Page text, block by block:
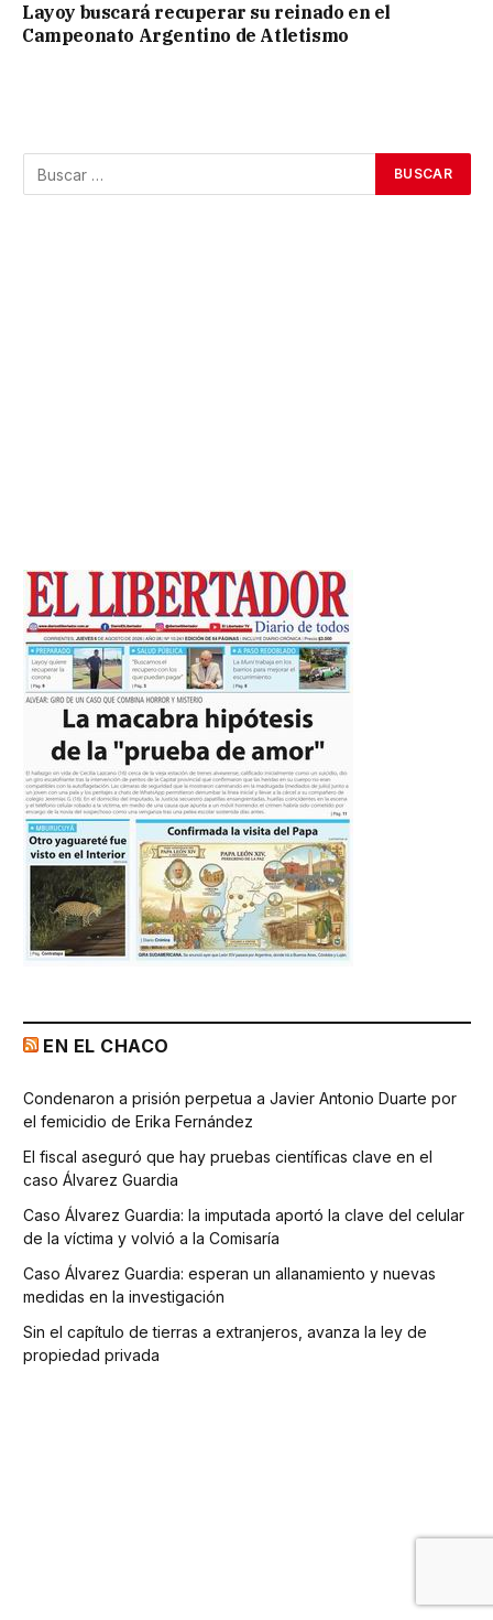
Layoy buscará recuperar su reinado en el
Campeonato Argentino de Atletismo
EN EL CHACO
Condenaron a prisión perpetua a Javier Antonio Duarte por
el femicidio de Erika Fernández
El fiscal aseguró que hay pruebas científicas clave en el
caso Álvarez Guardia
Caso Álvarez Guardia: la imputada aportó la clave del celular
de la víctima y volvió a la Comisaría
Caso Álvarez Guardia: esperan un allanamiento y nuevas
medidas en la investigación
Sin el capítulo de tierras a extranjeros, avanza la ley de
propiedad privada